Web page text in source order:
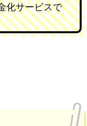
化サービスで